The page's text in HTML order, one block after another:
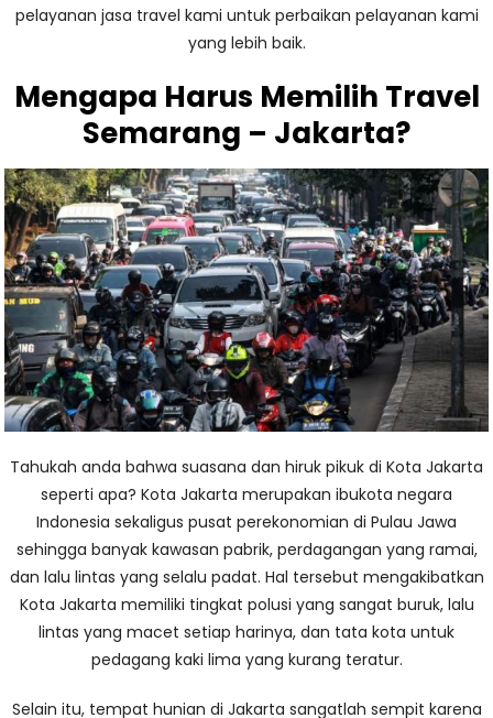
pelayanan jasa travel kami untuk perbaikan pelayanan kami
yang lebih baik.
Mengapa Harus Memilih Travel
Semarang – Jakarta?
Tahukah anda bahwa suasana dan hiruk pikuk di Kota Jakarta
seperti apa? Kota Jakarta merupakan ibukota negara
Indonesia sekaligus pusat perekonomian di Pulau Jawa
sehingga banyak kawasan pabrik, perdagangan yang ramai,
dan lalu lintas yang selalu padat. Hal tersebut mengakibatkan
Kota Jakarta memiliki tingkat polusi yang sangat buruk, lalu
lintas yang macet setiap harinya, dan tata kota untuk
pedagang kaki lima yang kurang teratur.
Selain itu, tempat hunian di Jakarta sangatlah sempit karena